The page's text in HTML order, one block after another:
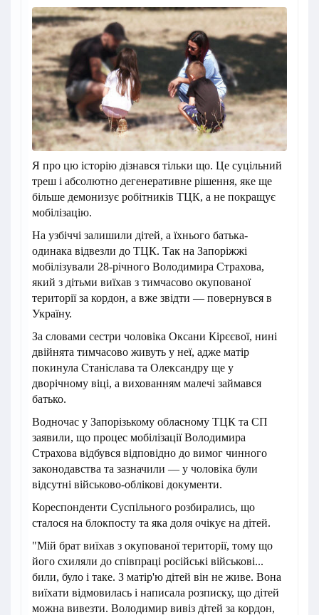
Я про цю історію дізнався тільки що. Це суцільний
треш і абсолютно дегенеративне рішення, яке ще
більше демонизує робітників ТЦК, а не покращує
мобілізацію.
На узбіччі залишили дітей, а їхнього батька-
одинака відвезли до ТЦК. Так на Запоріжжі
мобілізували 28-річного Володимира Страхова,
який з дітьми виїхав з тимчасово окупованої
території за кордон, а вже звідти — повернувся в
Україну.
За словами сестри чоловіка Оксани Кірєєвої, нині
двійнята тимчасово живуть у неї, адже матір
покинула Станіслава та Олександру ще у
дворічному віці, а вихованням малечі займався
батько.
Водночас у Запорізькому обласному ТЦК та СП
заявили, що процес мобілізації Володимира
Страхова відбувся відповідно до вимог чинного
законодавства та зазначили — у чоловіка були
відсутні військово-облікові документи.
Кореспонденти Суспільного розбирались, що
сталося на блокпосту та яка доля очікує на дітей.
"Мій брат виїхав з окупованої території, тому що
його схиляли до співпраці російські військові...
били, було і таке. З матір'ю дітей він не живе. Вона
виїхати відмовилась і написала розписку, що дітей
можна вивезти. Володимир вивіз дітей за кордон,